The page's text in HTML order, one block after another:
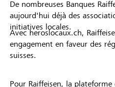
De nombreuses Banques
aujourd'hui déjà des
initiatives locales.
Avec heroslocaux.ch,
engagement en faveur des
suisses.
Pour Raiffeisen, la